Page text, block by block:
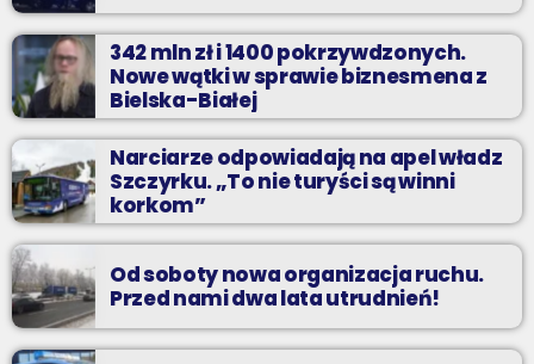
342 mln zł i 1400 pokrzywdzonych.
Nowe wątki w sprawie biznesmena z
Bielska-Białej
Narciarze odpowiadają na apel władz
Szczyrku. „To nie turyści są winni
korkom”
Od soboty nowa organizacja ruchu.
Przed nami dwa lata utrudnień!